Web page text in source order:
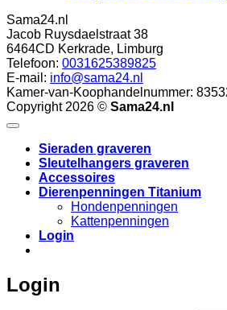
Sama24.nl
Jacob Ruysdaelstraat 38
6464CD Kerkrade, Limburg
Telefoon: 0031625389825
E-mail: info@sama24.nl
Kamer-van-Koophandelnummer:
Copyright 2026 © Sama24.nl
Sieraden graveren
Sleutelhangers graveren
Accessoires
Dierenpenningen Titanium
Hondenpenningen
Kattenpenningen
Login
Login